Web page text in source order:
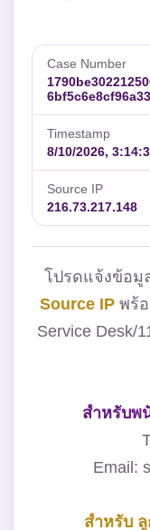
Case Number
Timestamp
8/10/2026,
Source IP
216.73.217.148
โปรดแจ้งข้อมู
Source IPพร้อ
Service Desk/
สำหรับพ
Email:
สำหรับ